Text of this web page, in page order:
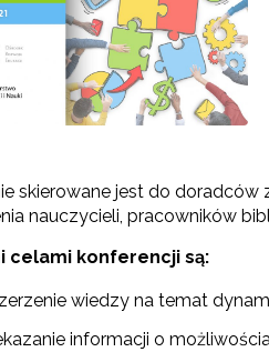
branżowe"
wsparcia"
skierowane jest do
nauczycieli, pracowników
celami konferencji są:
wiedzy na temat
informacji o